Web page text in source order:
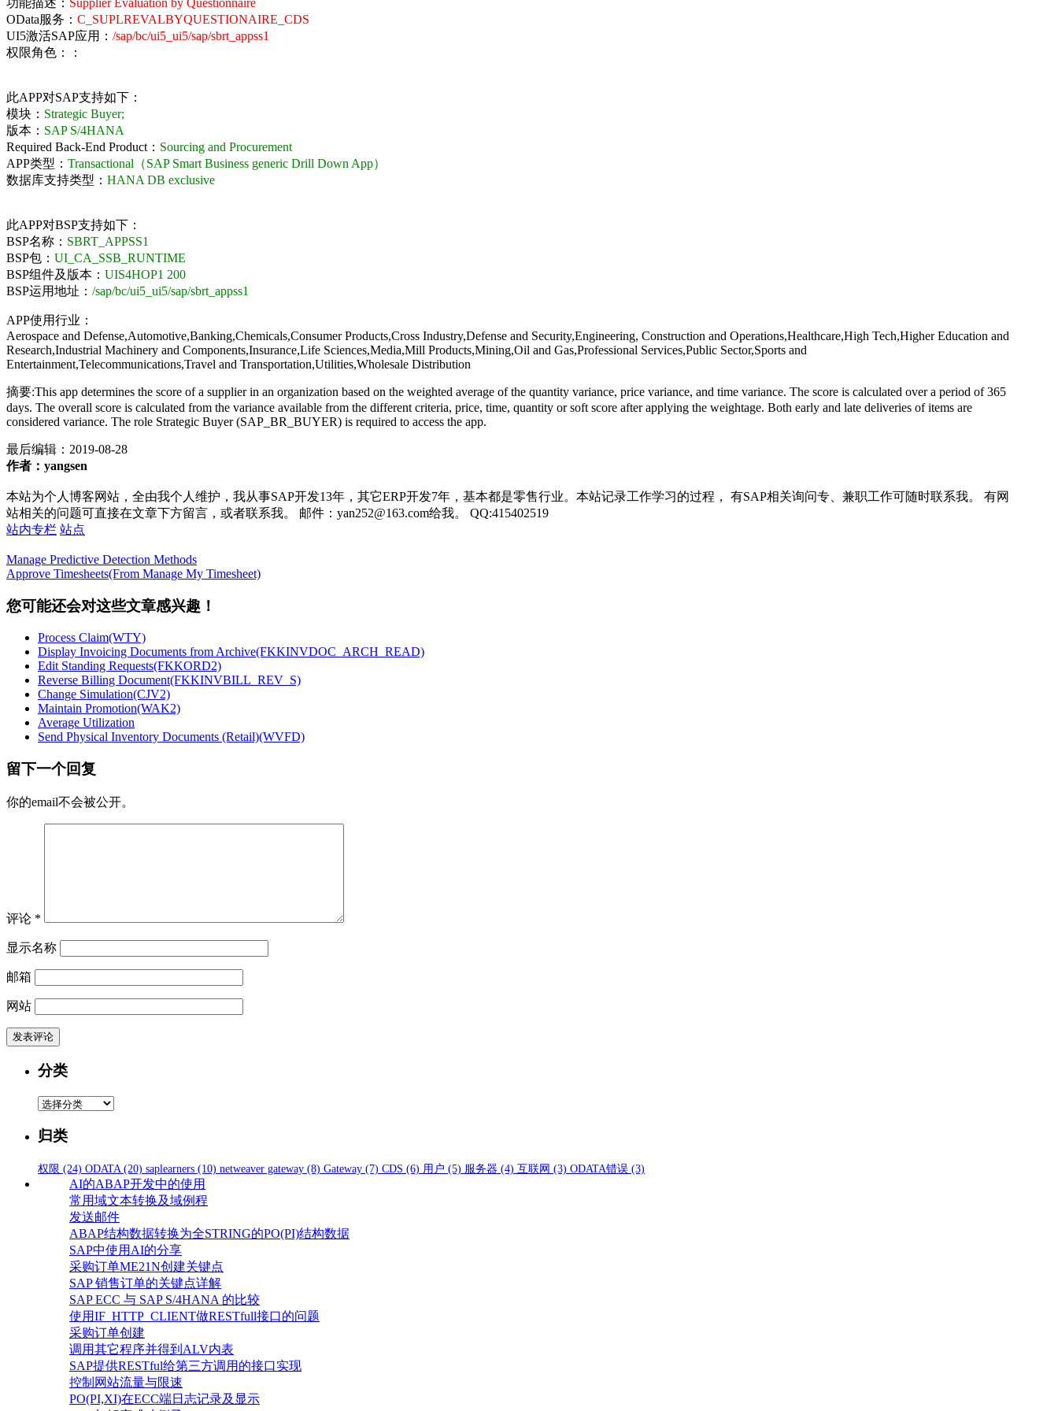
OData服务： C_SUPLREVALBYQUESTIONAIRE_CDS
UI5激活SAP应用： /sap/bc/ui5_ui5/sap/sbrt_appss1
权限角色：：
此APP对SAP支持如下：
模块： Strategic Buyer;
版本： SAP S/4HANA
Required Back-End Product： Sourcing and Procurement
APP类型： Transactional（SAP Smart Business generic Drill Down App）
数据库支持类型： HANA DB exclusive
此APP对BSP支持如下：
BSP名称： SBRT_APPSS1
BSP包： UI_CA_SSB_RUNTIME
BSP组件及版本： UIS4HOP1 200
BSP运用地址： /sap/bc/ui5_ui5/sap/sbrt_appss1
APP使用行业：
Aerospace and Defense,Automotive,Banking,Chemicals,Consumer Products,Cross Industry,Defense and Security,Engineering, Construction and Operations,Healthcare,High Tech,Higher Education and
Research,Industrial Machinery and Components,Insurance,Life Sciences,Media,Mill Products,Mining,Oil and Gas,Professional Services,Public Sector,Sports and
Entertainment,Telecommunications,Travel and Transportation,Utilities,Wholesale Distribution
摘要:This app determines the score of a supplier in an organization based on the weighted average of the quantity variance, price variance, and time variance. The score is calculated over a period of 365
days. The overall score is calculated from the variance available from the different criteria, price, time, quantity or soft score after applying the weightage. Both early and late deliveries of items are
considered variance. The role Strategic Buyer (SAP_BR_BUYER) is required to access the app.
最后编辑： 2019-08-28
作者：yangsen
本站为个人博客网站，全由我个人维护，我从事SAP开发13年，其它ERP开发7年，基本都是零售行业。本站记录工作学习的过程， 有SAP相关询问专、兼职工作可随时联系我。 有网
站相关的问题可直接在文章下方留言，或者联系我。 邮件：yan252@163.com给我。 QQ:415402519
站内专栏 站点
Manage Predictive Detection Methods
Approve Timesheets(From Manage My Timesheet)
您可能还会对这些文章感兴趣！
Process Claim(WTY)
Display Invoicing Documents from Archive(FKKINVDOC_ARCH_READ)
Edit Standing Requests(FKKORD2)
Reverse Billing Document(FKKINVBILL_REV_S)
Change Simulation(CJV2)
Maintain Promotion(WAK2)
Average Utilization
Send Physical Inventory Documents (Retail)(WVFD)
留下一个回复
你的email不会被公开。
评论 *
显示名称
邮箱
网站
分类
分
归类
权限 (24) ODATA (20) saplearners (10) netweaver gateway (8) Gateway (7) CDS (6) 用户 (5) 服务器 (4) 互联网 (3) ODATA错误 (3)
AI的ABAP开发中的使用
常用域文本转换及域例程
发送邮件
ABAP结构数据转换为全STRING的PO(PI)结构数据
SAP中使用AI的分享
采购订单ME21N创建关键点
SAP 销售订单的关键点详解
SAP ECC 与 SAP S/4HANA 的比较
使用IF_HTTP_CLIENT做RESTfull接口的问题
采购订单创建
调用其它程序并得到ALV内表
SAP提供RESTful给第三方调用的接口实现
控制网站流量与限速
PO(PI,XI)在ECC端日志记录及显示